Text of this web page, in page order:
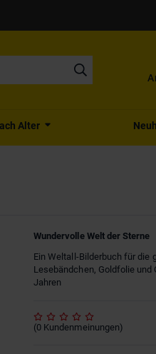
Alter
Wundervolle Welt der Sterne
Ein Weltall-Bilderbuch für die
Lesebändchen, Goldfolie
Jahren
(0 Kundenmeinungen)